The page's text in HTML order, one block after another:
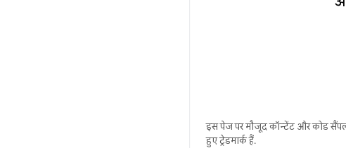
इस पेज पर मौजूद कॉन्टेंट और कोड
हुए ट्रेडमार्क हैं.